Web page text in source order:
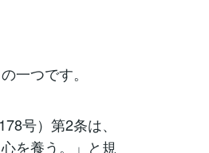
一つです。
号）第2条は、
を養う。」と規